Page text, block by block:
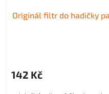
Originál filtr do hadičky
142 Kč